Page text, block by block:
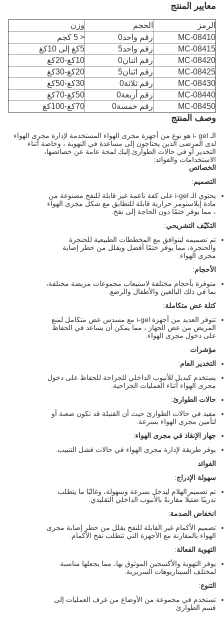
معايير المنتج
الرمز الحجم
وزن
MC-08410
رقم واحد0
< 5 كجم
MC-08415
رقم واحد5
5كغ إلى 10كغ
MC-08420
رقم اثنان0
10كغ-20كغ
MC-08425
رقم اثنان5
20كغ-30كغ
MC-08430
رقم ثلاثة0
30كغ-50كغ
MC-08440
رقم أربعة0
50كغ-70كغ
MC-08450
رقم خمسة0 70كغ-100كغ
وصف المنتج
الـ i- gel هو نوع من أجهزة مجرى الهواء المستخدمة لإدارة مجرى الهواء
لدى المرضى الذين يحتاجون إلى مساعدة في التهوية ، وخاصة أثناء
التخدير أو في حالات الطوارئ.إليك لمحة عامة عن خصائصها،
الاستخدامات والفوائد:
الخصائص
التصميم:
يحتوي الـ i-gel على كفة ناعمة غير قابلة للنفخ مصنوعة من
مادة إيلاستومر حرارية قابلة للتطابق مع شكل مجرى الهواء
، مما يوفر ختمًا دون الحاجة إلى نفخ.
التكيّف التشريحي
تم تصميمه ليتوافق مع المخططات الطبيعية للحنجرة
والحنجرة، مما يوفر ختمًا أفضل ويقلل من خطر إصابة
مجرى الهواء.
الأحجام:
متوفرة بأحجام مختلفة لاستيعاب مجموعات مريضة مختلفة،
بما في ذلك البالغين والأطفال والرضع.
كتلة عض متكاملة:
تتوفر العديد من أجهزة i-gel مع مسدس عض متكامل لمنع
المريض من عض الجهاز ، مما يمكن أن يساعد في الحفاظ
على دخول مجرى الهواء.
مؤشرات
التخدير العام:
يستخدم كبديل للأنبوب الداخلي للجراحة للحفاظ على دخول
مجرى الهواء أثناء العمليات الجراحية.
حالات الطوارئ:
مفيد في حالات الطوارئ حيث أن القنبلة قد تكون صعبة أو
لتأمين مجرى الهواء بسرعة.
جهاز الإنقاذ في مجرى الهواء :
يوفر طريقة لإدارة مجرى الهواء في حالات فشل التنبيب.
الفوائد
سهولة الإدراج:
تم تصميم الهلام ليدخل بسرعة وسهولة، وغالبًا ما يتطلب
تدريبًا ضئيلًا مقارنةً بالأنبوب الداخلي التقليدي.
انخفاض الصدمة:
تصميم الأكمام غير القابلة للنفخ يقلل من خطر إصابة مجرى
الهواء بالمقارنة مع الأجهزة التي تتطلب نفخ الأكمام.
التهوية الفعالة:
يوفر التهوية والأكسجين الموثوق بها، مما يجعلها مناسبة
لمختلف السيناريوهات السريرية.
التنوع:
تستخدم في مجموعة من الأوضاع من غرف العمليات إلى
قسم الطوارئ